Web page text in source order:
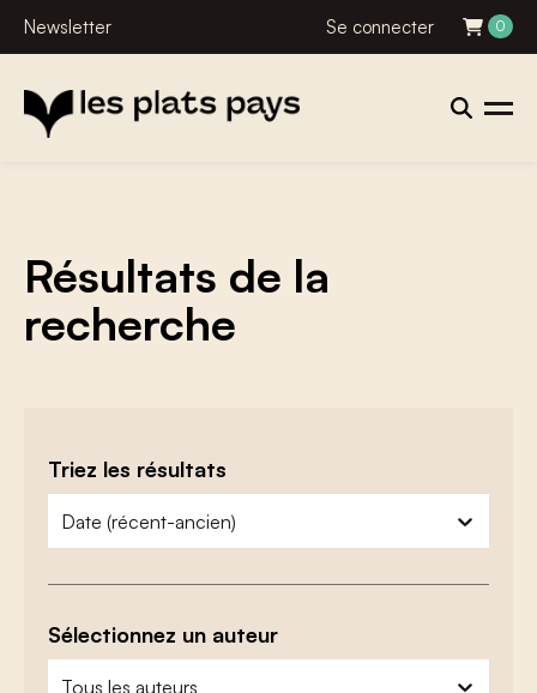
Newsletter Se connecter 0
Résultats de la
recherche
Triez les résultats
zoeken - sorteer
trier le contenu
Sélectionnez un auteur
zoeken - auteurs
sélectionnez le contenu